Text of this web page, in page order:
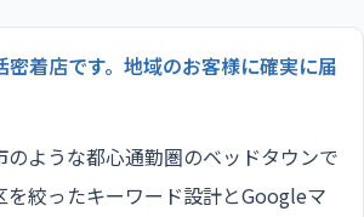
密着店です。地域のお客様に確実に届
のような都心通勤圏のベッドタウンで
を絞ったキーワード設計とGoogleマ